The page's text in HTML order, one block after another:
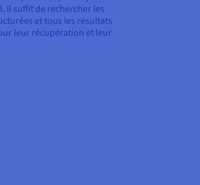
Il suffit de rechercher les
et tous les résultats
leur récupération et leur